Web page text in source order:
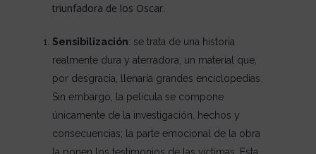
triunfadora de los Oscar.
Sensibilización: se trata de una historia
realmente dura y aterradora, un material que,
por desgracia, llenaría grandes enciclopedias.
Sin embargo, la película se compone
únicamente de la investigación, hechos y
consecuencias; la parte emocional de la obra
la ponen los testimonios de las víctimas. Esta